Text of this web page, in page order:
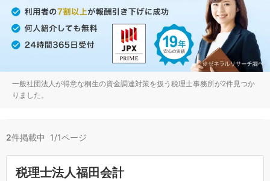
一般社団法人が得意な桐生の資金調達対策を扱う税理士事務所が2件見つか
りました。
2件掲載中 1/1ページ
税理士法人福田会計